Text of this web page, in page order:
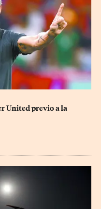
United previo a la